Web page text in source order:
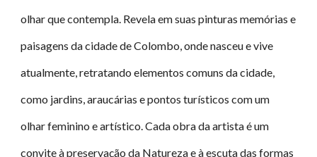
olhar que contempla. Revela em suas pinturas memórias e
paisagens da cidade de Colombo, onde nasceu e vive
atualmente, retratando elementos comuns da cidade,
como jardins, araucárias e pontos turísticos com um
olhar feminino e artístico. Cada obra da artista é um
convite à preservação da Natureza e à escuta das formas